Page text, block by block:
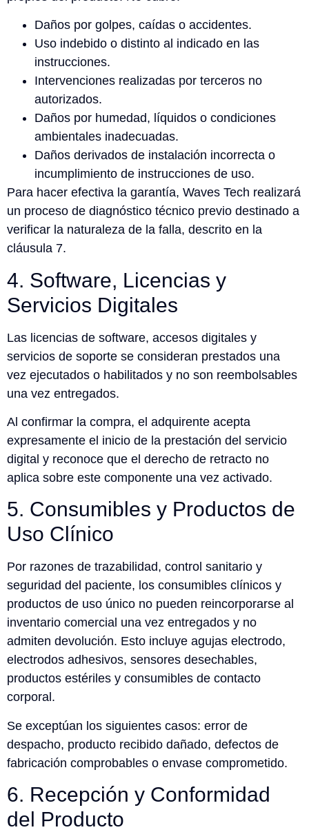
Daños por golpes, caídas o accidentes.
Uso indebido o distinto al indicado en las
instrucciones.
Intervenciones realizadas por terceros no
autorizados.
Daños por humedad, líquidos o condiciones
ambientales inadecuadas.
Daños derivados de instalación incorrecta o
incumplimiento de instrucciones de uso.
Para hacer efectiva la garantía, Waves Tech realizará
un proceso de diagnóstico técnico previo destinado a
verificar la naturaleza de la falla, descrito en la
cláusula 7.
4. Software, Licencias y
Servicios Digitales
Las licencias de software, accesos digitales y
servicios de soporte se consideran prestados una
vez ejecutados o habilitados y no son reembolsables
una vez entregados.
Al confirmar la compra, el adquirente acepta
expresamente el inicio de la prestación del servicio
digital y reconoce que el derecho de retracto no
aplica sobre este componente una vez activado.
5. Consumibles y Productos de
Uso Clínico
Por razones de trazabilidad, control sanitario y
seguridad del paciente, los consumibles clínicos y
productos de uso único no pueden reincorporarse al
inventario comercial una vez entregados y no
admiten devolución. Esto incluye agujas electrodo,
electrodos adhesivos, sensores desechables,
productos estériles y consumibles de contacto
corporal.
Se exceptúan los siguientes casos: error de
despacho, producto recibido dañado, defectos de
fabricación comprobables o envase comprometido.
6. Recepción y Conformidad
del Producto